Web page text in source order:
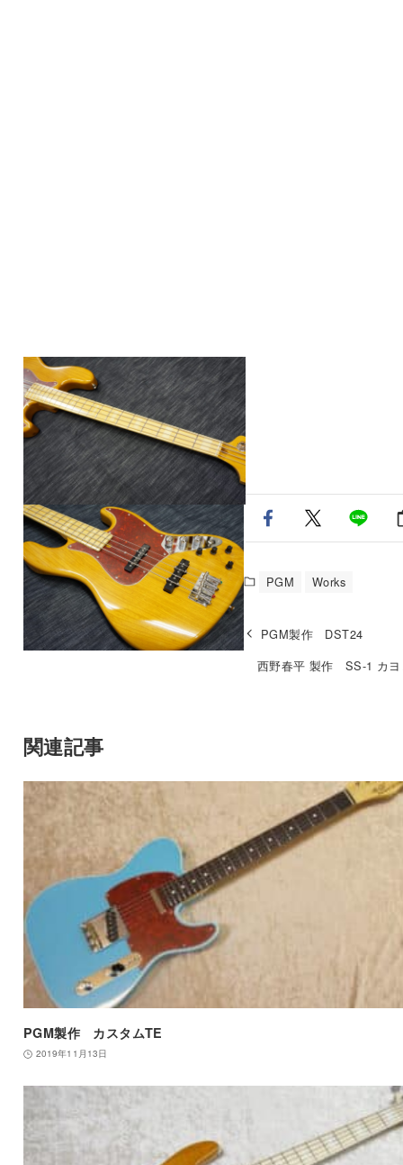
PGM Works
PGM製作 DST24
西野春平 製作 SS-1 カヨ
関連記事
PGM製作 カスタムTE
2019年11月13日